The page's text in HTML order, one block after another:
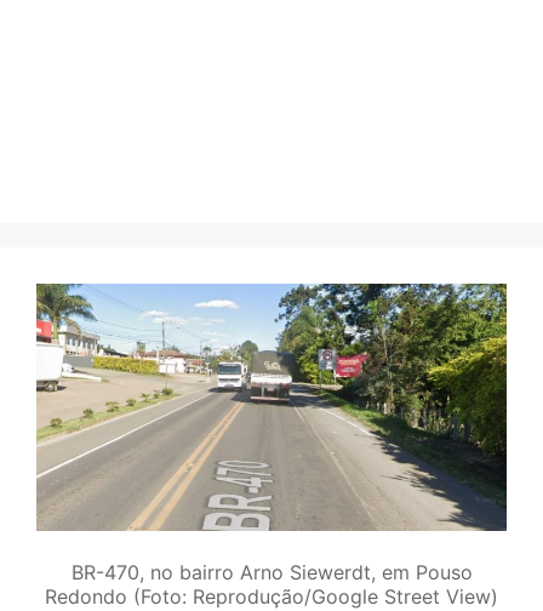
BR-470, no bairro Arno Siewerdt, em Pouso
Redondo (Foto: Reprodução/Google Street View)